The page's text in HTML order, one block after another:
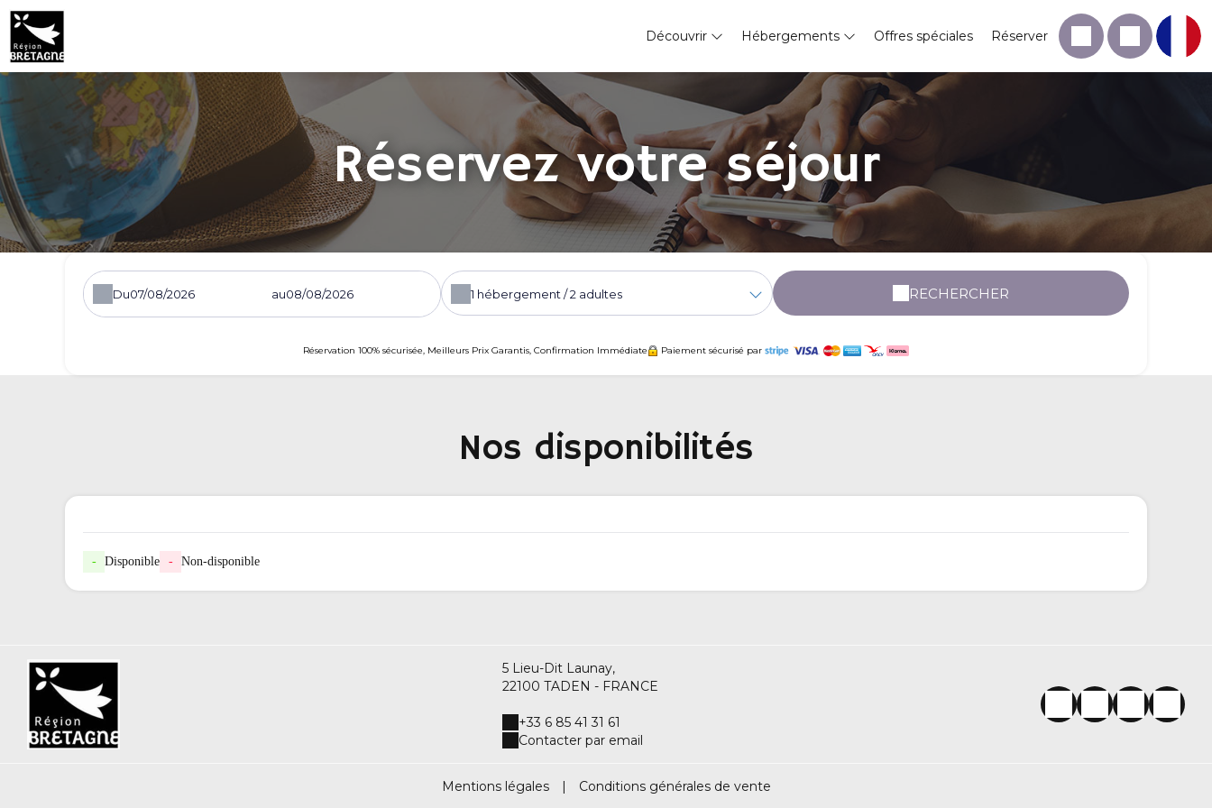
Découvrir Hébergements Offres spéciales Réserver
Réservez votre séjour
Du au 1 hébergement /2 adultes RECHERCHER
Réservation 100% sécurisée, Meilleurs Prix Garantis, Confirmation Immédiate Paiement sécurisé par
Nos disponibilités
- Disponible - Non-disponible
5 Lieu-Dit Launay,
22100 TADEN - FRANCE
+33 6 85 41 31 61
Contacter par email
Mentions légales | Conditions générales de vente